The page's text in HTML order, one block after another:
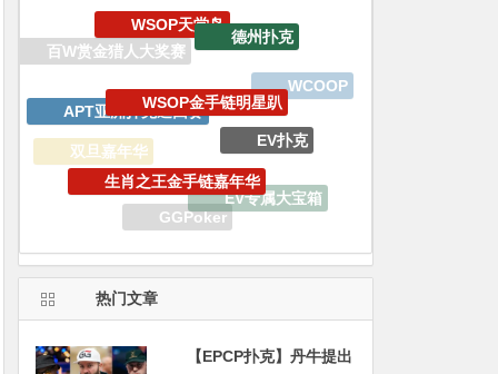
EV扑克战队
WSOP线上金手链
双旦嘉年华
APT亚洲扑克巡回赛
WSOP金手链明星趴
EV专属大宝箱
GGPoker
生肖之王金手链嘉年华
热门文章
【EPCP扑克】丹牛提出